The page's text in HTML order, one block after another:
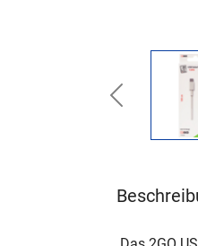
Previous